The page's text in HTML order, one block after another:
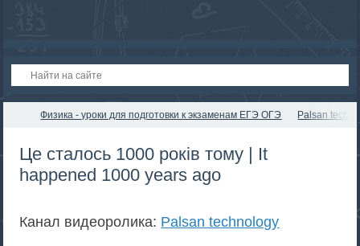
Физика - уроки для подготовки к экзаменам ЕГЭ ОГЭ Palsan
Це сталось 1000 років тому | It
happened 1000 years ago
Канал видеоролика: Palsan technology